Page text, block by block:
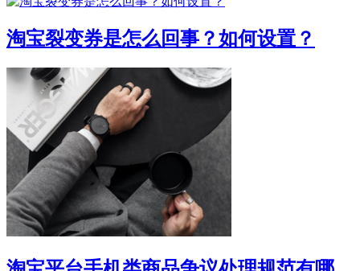
淘宝裂变券是怎么回事？如何设置？